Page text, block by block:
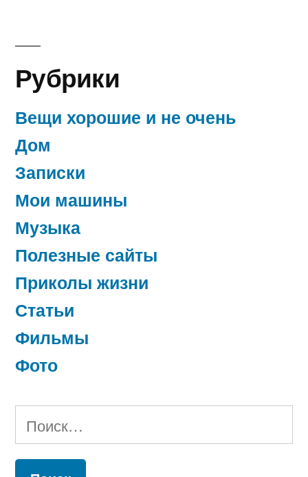
Рубрики
Вещи хорошие и не очень
Дом
Записки
Мои машины
Музыка
Полезные сайты
Приколы жизни
Статьи
Фильмы
Фото
Найти: